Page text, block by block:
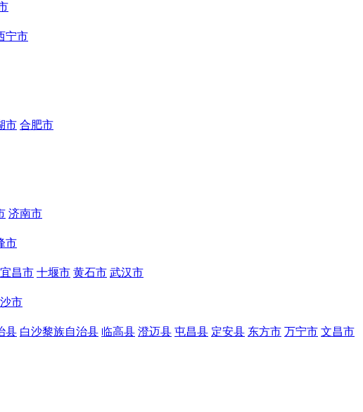
宁市
市 合肥市
济南市
市
宜昌市 十堰市 黄石市 武汉市
市
县 白沙黎族自治县 临高县 澄迈县 屯昌县 定安县 东方市 万宁市 文昌市